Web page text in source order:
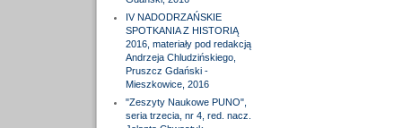
IV NADODRZAŃSKIE
SPOTKANIA Z HISTORIĄ
2016, materiały pod redakcją
Andrzeja Chludzińskiego,
Pruszcz Gdański -
Mieszkowice, 2016
"Zeszyty Naukowe PUNO",
seria trzecia, nr 4, red. nacz.